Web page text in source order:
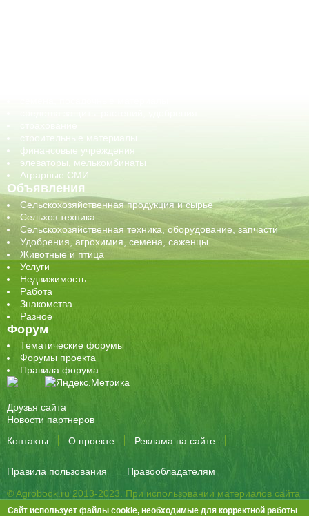
строительные материалы
финансовые учреждения
элеваторы, мелькомбинаты
Аграрные СМИ
Объявления
Сельскохозяйственная продукция и сырье
Сельхоз техника
Сельскохозяйственная техника, оборудование, запчасти
Удобрения, агрохимия, семена, саженцы
Животные и птица
Услуги
Недвижимость
Работа
Знакомства
Разное
Форум
Тематические форумы
Форумы проекта
Правила форума
Друзья сайта
Новости партнеров
Контакты
О проекте Реклама на сайте
Правила пользования
Правообладателям
© Agrobook.ru 2013-2023. При использовании материалов сайта
активная ссылка на публикацию обязательна.
Сайт использует файлы cookie, необходимые для корректной работы